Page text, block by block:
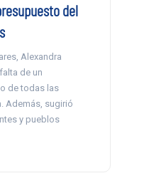
del
Alexandra
de un
de todas las
Además, sugirió
y pueblos